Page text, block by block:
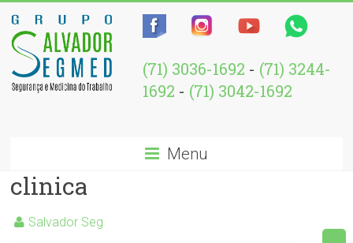
(71) 3036-1692 - (71) 3244-
1692 - (71) 3042-1692
Menu
clinica
Salvador Seg